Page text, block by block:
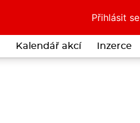
Přihlásit se
Kalendář akcí Inzerce